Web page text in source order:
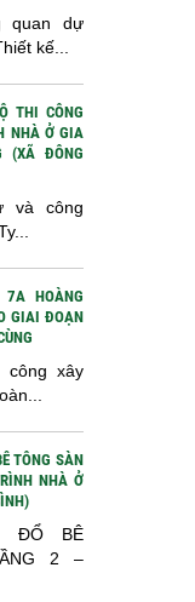
quan dự
kế...
THI CÔNG
NHÀ Ở GIA
(XÃ ĐÔNG
và công
HOÀNG
GIAI ĐOẠN
công xây
TÔNG SÀN
NHÀ Ở
ĐỔ BÊ
2 –